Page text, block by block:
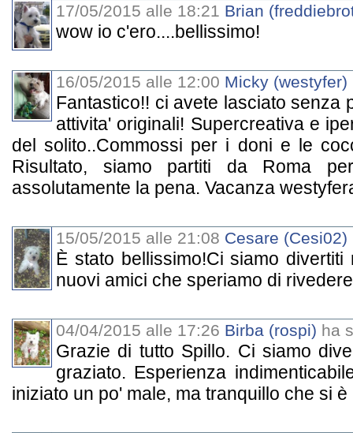
17/05/2015 alle 18:21 Brian
wow io c'ero....bellissimo!
16/05/2015 alle 12:00 Micky (westyfer)
Fantastico!! ci avete lasciato senza
attivita' originali! Supercreativa e
del solito..Commossi per i doni e le
Risultato, siamo partiti da Roma
assolutamente la pena. Vacanza
15/05/2015 alle 21:08 Cesare (Cesi02)
È stato bellissimo!Ci siamo
nuovi amici che speriamo di
04/04/2015 alle 17:26 Birba (rospi) ha
Grazie di tutto Spillo. Ci siamo
graziato. Esperienza
iniziato un po' male, ma tranquillo che si è